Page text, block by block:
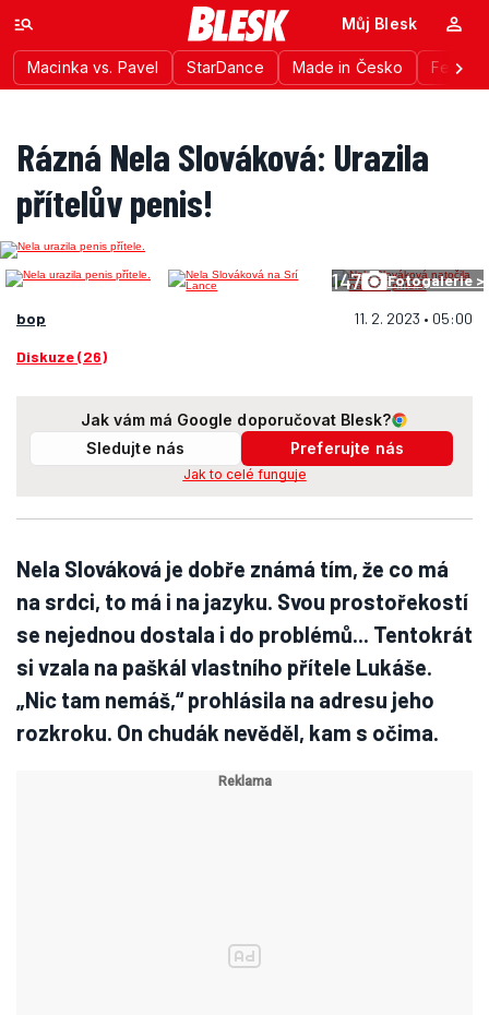
Macinka vs. Pavel StarDance Made in Česko
Můj Blesk
Rázná Nela Slováková: Urazila
přítelův penis!
147 Fotogalerie >
bop 11. 2. 2023 • 05:00
Diskuze (26)
Jak vám má Google doporučovat Blesk?
Sledujte nás
Preferujte nás
Jak to celé funguje
Nela Slováková je dobře známá tím, že co má
na srdci, to má i na jazyku. Svou prostořekostí
se nejednou dostala i do problémů... Tentokrát
si vzala na paškál vlastního přítele Lukáše.
„Nic tam nemáš,“ prohlásila na adresu jeho
rozkroku. On chudák nevěděl, kam s očima.